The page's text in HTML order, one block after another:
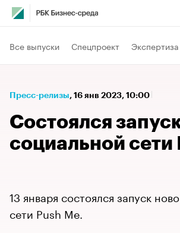
Все выпуски Спецпроект Экспертиза
Пресс-релизы⁠, 16 янв 2023, 10:00
Состоялся
социальной сети
13 января состоялся запуск
сети Push Me.